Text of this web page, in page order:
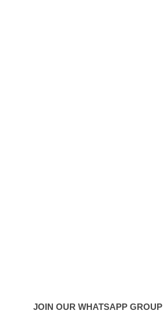
JOIN OUR WHATSAPP GROUP